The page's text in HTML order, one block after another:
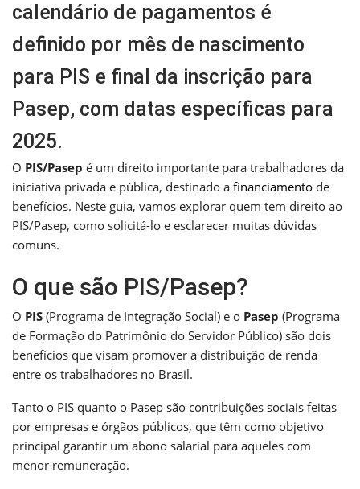
calendário de pagamentos é
definido por mês de nascimento
para PIS e final da inscrição para
Pasep, com datas específicas para
2025.
O PIS/Pasep é um direito importante para trabalhadores da
iniciativa privada e pública, destinado a financiamento de
benefícios. Neste guia, vamos explorar quem tem direito ao
PIS/Pasep, como solicitá-lo e esclarecer muitas dúvidas
comuns.
O que são PIS/Pasep?
O PIS (Programa de Integração Social) e o Pasep (Programa
de Formação do Patrimônio do Servidor Público) são dois
benefícios que visam promover a distribuição de renda
entre os trabalhadores no Brasil.
Tanto o PIS quanto o Pasep são contribuições sociais feitas
por empresas e órgãos públicos, que têm como objetivo
principal garantir um abono salarial para aqueles com
menor remuneração.